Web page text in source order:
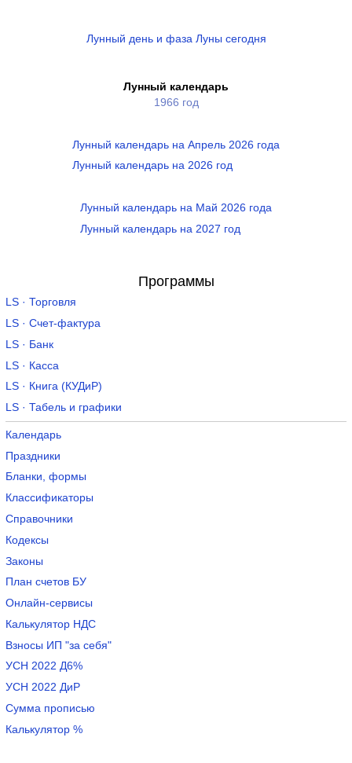
Лунный день и фаза Луны сегодня
Лунный календарь
1966 год
Лунный календарь на Апрель 2026 года
Лунный календарь на 2026 год
Лунный календарь на Май 2026 года
Лунный календарь на 2027 год
Программы
LS · Торговля
LS · Счет-фактура
LS · Банк
LS · Касса
LS · Книга (КУДиР)
LS · Табель и графики
Календарь
Праздники
Бланки, формы
Классификаторы
Справочники
Кодексы
Законы
План счетов БУ
Онлайн-сервисы
Калькулятор НДС
Взносы ИП "за себя"
УСН 2022 Д6%
УСН 2022 ДиР
Сумма прописью
Калькулятор %